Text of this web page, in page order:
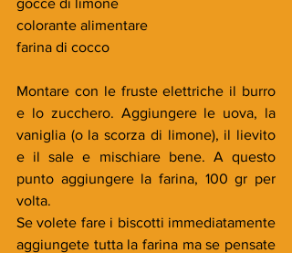
colorante alimentare
farina di cocco
Montare con le fruste elettriche il burro
e lo zucchero. Aggiungere le uova, la
vaniglia (o la scorza di limone), il lievito
e il sale e mischiare bene. A questo
punto aggiungere la farina, 100 gr per
volta.
Se volete fare i biscotti immediatamente
aggiungete tutta la farina ma se pensate